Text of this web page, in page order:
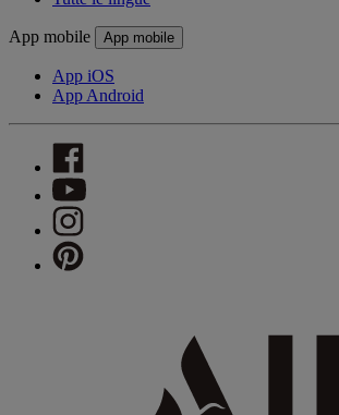
App mobile App mobile
App iOS
App Android